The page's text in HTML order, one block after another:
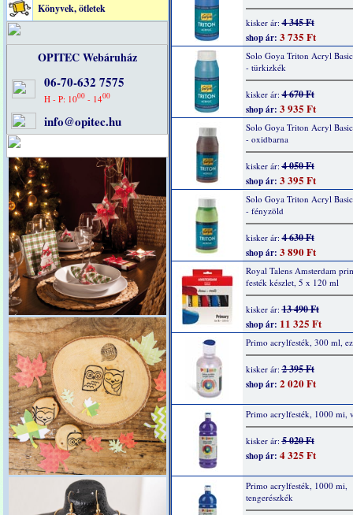
Könyvek, ötletek
OPITEC Webáruház
06-70-632 7575
H - P: 1000 - 1400
info@opitec.hu
kisker ár:4 345 Ft
shop ár: 3 735 Ft
Solo Goya Triton Acryl
- türkizkék
kisker ár:4 670 Ft
shop ár: 3 935 Ft
Solo Goya Triton Acryl
- oxidbarna
kisker ár:4 050 Ft
shop ár: 3 395 Ft
Solo Goya Triton Acryl
- fényzöld
kisker ár:4 630 Ft
shop ár: 3 890 Ft
Royal Talens Amsterdam
festék készlet, 5 x 120 ml
kisker ár:13 490 Ft
shop ár: 11 325 Ft
Primo acrylfesték, 300 ml,
kisker ár:2 395 Ft
shop ár: 2 020 Ft
Primo acrylfesték, 1000 mi,
kisker ár:5 020 Ft
shop ár: 4 325 Ft
Primo acrylfesték, 1000 mi,
tengerészkék